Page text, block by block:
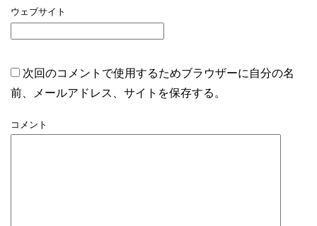
ウェブサイト
次回のコメントで使用するためブラウザーに自分の名
前、メールアドレス、サイトを保存する。
コメント